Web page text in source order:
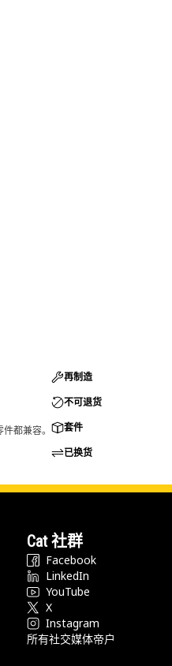
都兼容。
再制造
不可退货
套件
已换货
Cat 社群
Facebook
LinkedIn
YouTube
X
Instagram
所有社交媒体帝户